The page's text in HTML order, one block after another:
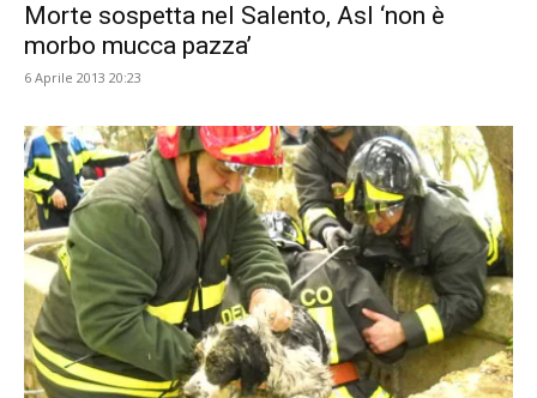
Morte sospetta nel Salento, Asl ‘non è
morbo mucca pazza’
6 Aprile 2013 20:23